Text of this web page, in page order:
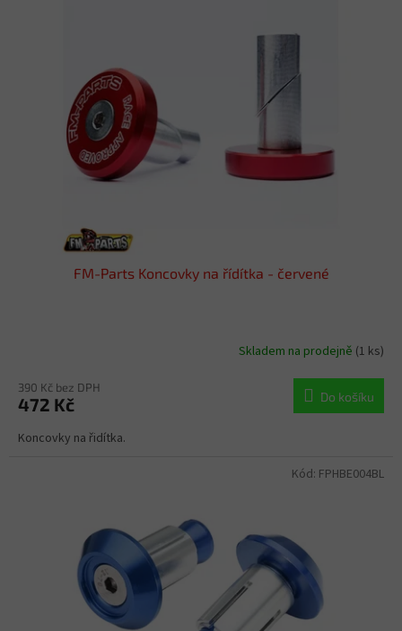
FM-Parts Koncovky na řídítka - červené
Skladem na prodejně (1 ks)
390 Kč bez DPH
472 Kč Do košíku
Koncovky na řidítka.
Kód: FPHBE004BL